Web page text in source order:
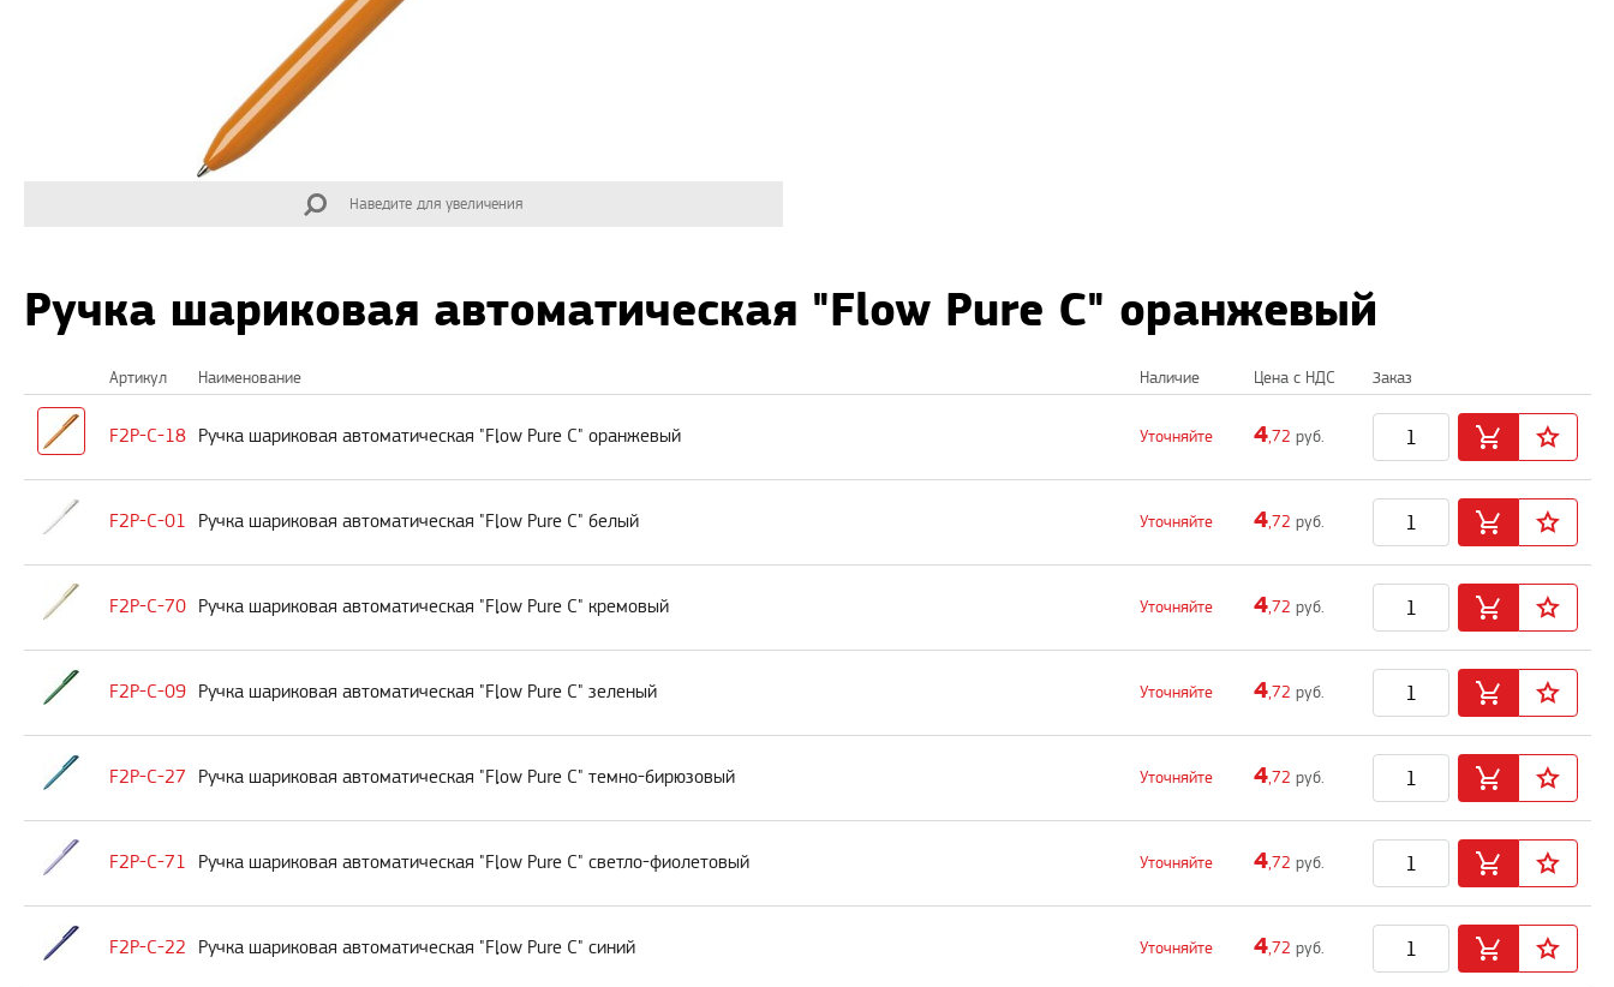
Наведите для увеличения
Ручка шариковая автоматическая "Flow Pure C" оранжевый
Артикул Наименование Наличие Цена с НДС Заказ
F2P-C-18 Ручка шариковая автоматическая "Flow Pure C" оранжевый Уточняйте 4,72 руб.
F2P-C-01 Ручка шариковая автоматическая "Flow Pure C" белый Уточняйте 4,72 руб.
F2P-C-70 Ручка шариковая автоматическая "Flow Pure C" кремовый Уточняйте 4,72 руб.
F2P-C-09 Ручка шариковая автоматическая "Flow Pure C" зеленый Уточняйте 4,72 руб.
F2P-C-27 Ручка шариковая автоматическая "Flow Pure C" темно-бирюзовый Уточняйте 4,72 руб.
F2P-C-71 Ручка шариковая автоматическая "Flow Pure C" светло-фиолетовый Уточняйте 4,72 руб.
F2P-C-22 Ручка шариковая автоматическая "Flow Pure C" синий Уточняйте 4,72 руб.